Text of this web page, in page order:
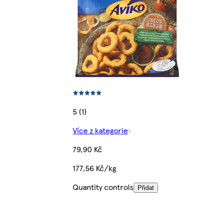
5 (1)
Více z kategorie
79,90 Kč
177,56 Kč/kg
Quantity controls
Přidat